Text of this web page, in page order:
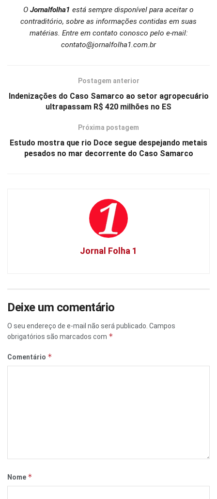
O Jornalfolha1 está sempre disponível para aceitar o
contraditório, sobre as informações contidas em suas
matérias. Entre em contato conosco pelo e-mail:
contato@jornalfolha1.com.br
Postagem anterior
Indenizações do Caso Samarco ao setor agropecuário
ultrapassam R$ 420 milhões no ES
Próxima postagem
Estudo mostra que rio Doce segue despejando metais
pesados no mar decorrente do Caso Samarco
Jornal Folha 1
Deixe um comentário
O seu endereço de e-mail não será publicado. Campos
obrigatórios são marcados com *
Comentário *
Nome *